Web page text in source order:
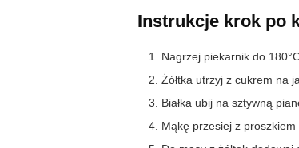
Instrukcje krok po
Nagrzej piekarnik do
Żółtka utrzyj z cukrem na
Białka ubij na sztywną
Mąkę przesiej z proszkiem